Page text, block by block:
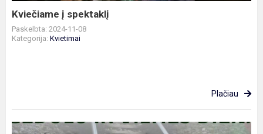
Kviečiame į spektaklį
Paskelbta: 2024-11-08
Kategorija: Kvietimai
Plačiau
Gedulo